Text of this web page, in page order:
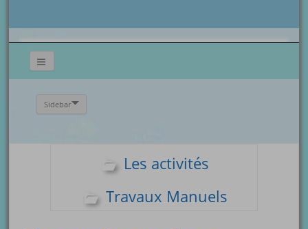
Sidebar
Les activités
Travaux Manuels